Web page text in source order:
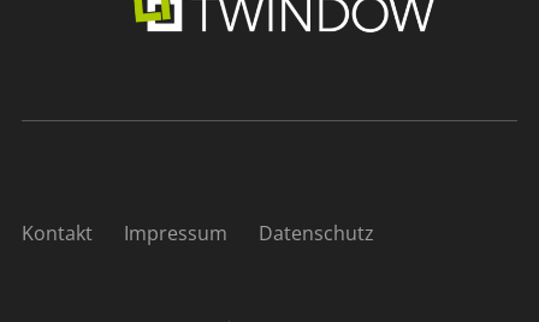
Kontakt Impressum Datenschutz